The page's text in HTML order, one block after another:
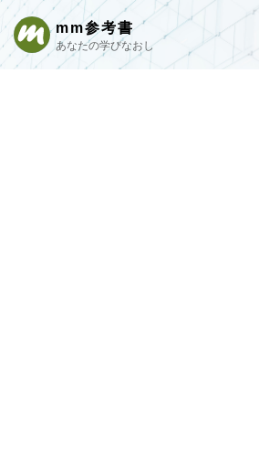
mm参考書
あなたの学びなおし